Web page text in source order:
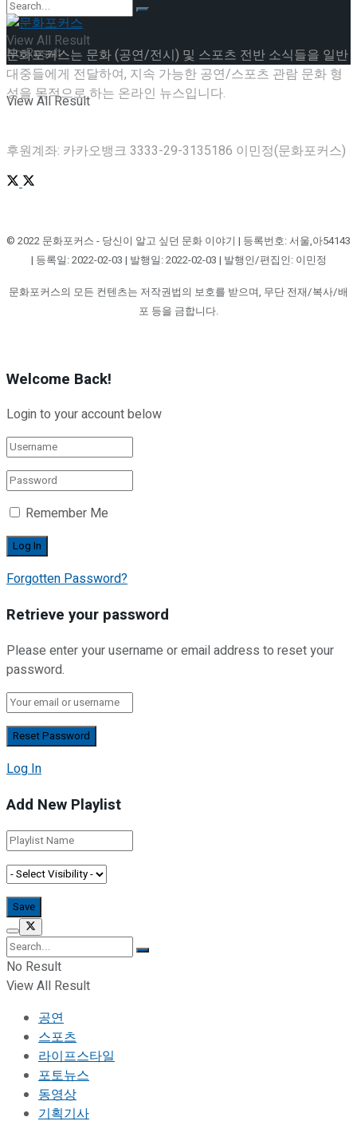
View All Result
No Result
View All Result
문화포커스는 문화 (공연/전시) 및 스포츠 전반 소식들을 일반
대중들에게 전달하여, 지속 가능한 공연/스포츠 관람 문화 형
성을 목적으로 하는 온라인 뉴스입니다.
후원계좌: 카카오뱅크 3333-29-3135186 이민정(문화포커스)
© 2022 문화포커스 - 당신이 알고 싶던 문화 이야기 | 등록번호: 서울,아54143
| 등록일: 2022-02-03 | 발행일: 2022-02-03 | 발행인/편집인: 이민정
문화포커스의 모든 컨텐츠는 저작권법의 보호를 받으며, 무단 전재/복사/배
포 등을 금합니다.
Welcome Back!
Login to your account below
Remember Me
Forgotten Password?
Retrieve your password
Please enter your username or email address to reset your
password.
Log In
Add New Playlist
No Result
View All Result
공연
스포츠
라이프스타일
포토뉴스
동영상
기획기사